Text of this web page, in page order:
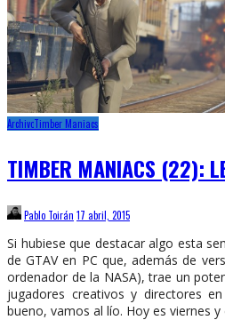
ArchivoTimber Maniacs
TIMBER MANIACS (22):
Pablo Toirán 17 abril, 2015
Si hubiese que destacar algo esta
de GTAV en PC que, además de
ordenador de la NASA), trae un
jugadores creativos y directores
bueno, vamos al lío. Hoy es viernes